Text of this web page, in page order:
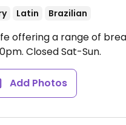
Latin Brazilian
offering a range of
Closed Sat-Sun.
Add Photos